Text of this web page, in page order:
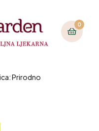
0
Prirodno